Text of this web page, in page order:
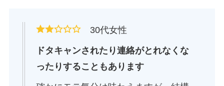
30代女性
ドタキャンされたり連絡がとれなくな
ったりすることもあります